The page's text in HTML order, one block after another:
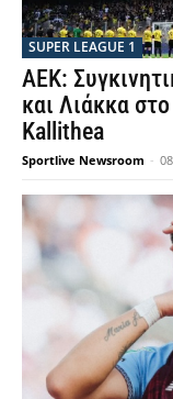
SUPER LEAGUE 1
ΑΕΚ:
και Λιάκκα
Kallithea
Sportlive Newsroom -